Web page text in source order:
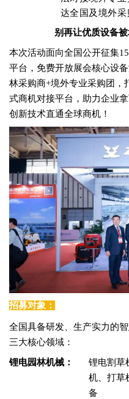
达全国及境外采
别再让优质设备
本次活动面向全国公开征集
平台，免费开放展会核心设
林采购商+境外专业采购团，
式商机对接平台，助力企业
创新技术直通全球商机！
招募对象：
全国具备研发、生产实力的
三大核心领域：
锂电园林机械：
锂电割草
机、打草
备